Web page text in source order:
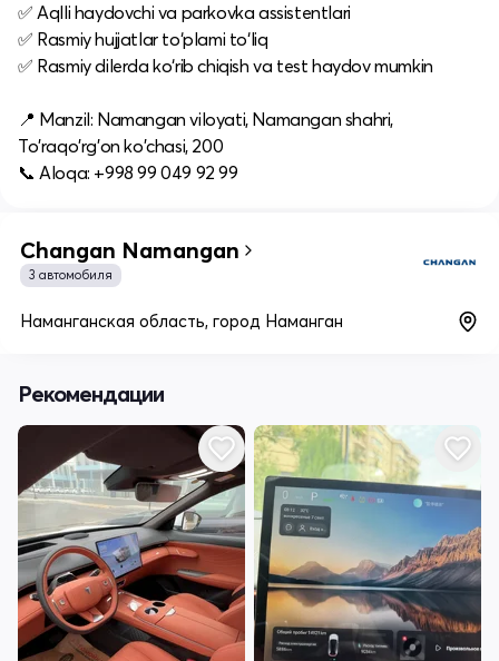
✅ Aqlli haydovchi va parkovka assistentlari
✅ Rasmiy hujjatlar to‘plami to‘liq
✅ Rasmiy dilerda ko‘rib chiqish va test haydov mumkin
📍 Manzil: Namangan viloyati, Namangan shahri,
To'raqo'rg'on ko'chasi, 200
📞 Aloqa: +998 99 049 92 99
Changan Namangan
3 автомобиля
Наманганская область, город Наманган
Рекомендации